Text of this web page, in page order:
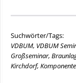
Suchwörter/Tags:
VDBUM, VDBUM
Großseminar,
Kirchdorf,